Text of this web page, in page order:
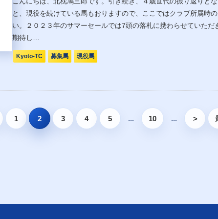
と、現役を続けている馬もおりますので、ここではクラブ所属時
い。２０２３年のサマーセールでは7頭の落札に携わらせていた
期待し…
Kyoto-TC 募集馬 現役馬
1 2 3 4 5 ... 10 ... >